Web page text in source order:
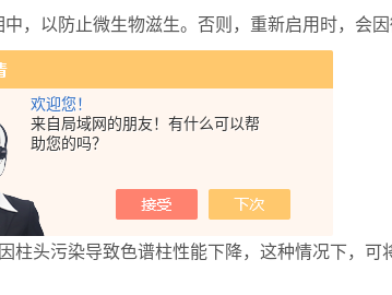
欢迎您！
来自局域网的朋友！有什么可以帮
助您的吗？
以防止微生物滋生。否则，重新启用时，会因
夜冲洗色谱柱。
升高，柱效下降。6.2解决办法
头污染导致色谱柱性能下降，这种情况下，可